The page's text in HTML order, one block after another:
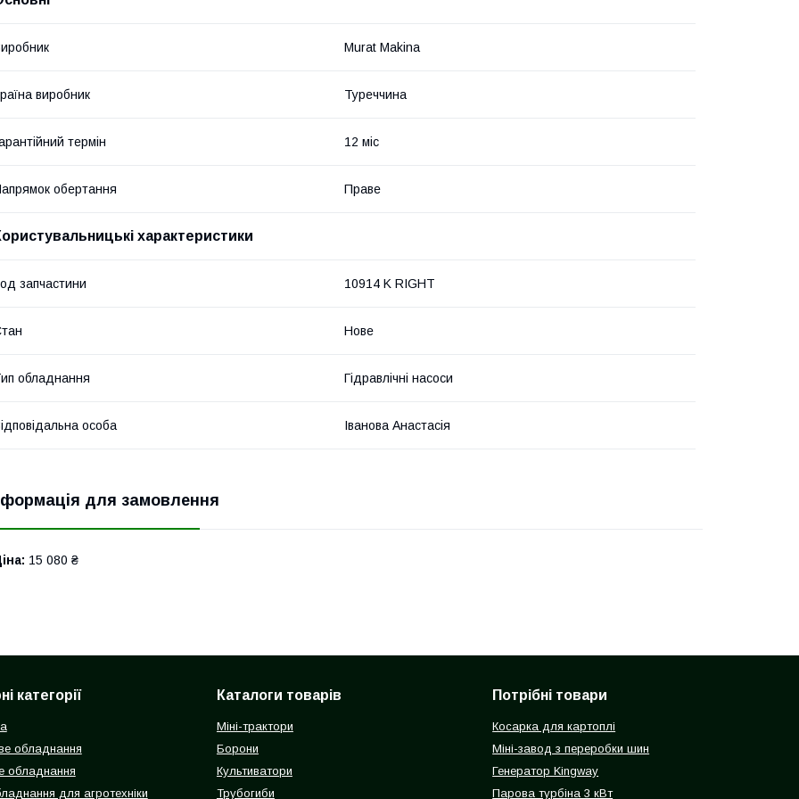
Murat Makina
виробник Туреччина
термін 12 міс
обертання Праве
характеристики
запчастини 10914 K RIGHT
Нове
обладнання Гідравлічні насоси
особа Іванова Анастасія
для замовлення
15 080 ₴
категорії
обладнання
обладнання
для агротехніки
Каталоги товарів
Міні-трактори
Борони
Культиватори
Трубогиби
Потрібні товари
Косарка для картоплі
Міні-завод з переробки шин
Генератор Kingway
Парова турбіна 3 кВт